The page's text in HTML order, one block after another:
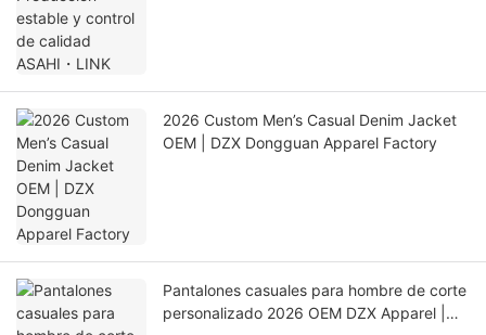
2026 Custom Men’s Casual Denim Jacket
OEM | DZX Dongguan Apparel Factory
Pantalones casuales para hombre de corte
personalizado 2026 OEM DZX Apparel |